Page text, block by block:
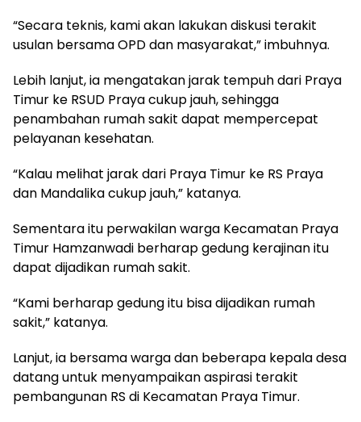
“Secara teknis, kami akan lakukan diskusi terakit
usulan bersama OPD dan masyarakat,” imbuhnya.
Lebih lanjut, ia mengatakan jarak tempuh dari Praya
Timur ke RSUD Praya cukup jauh, sehingga
penambahan rumah sakit dapat mempercepat
pelayanan kesehatan.
“Kalau melihat jarak dari Praya Timur ke RS Praya
dan Mandalika cukup jauh,” katanya.
Sementara itu perwakilan warga Kecamatan Praya
Timur Hamzanwadi berharap gedung kerajinan itu
dapat dijadikan rumah sakit.
“Kami berharap gedung itu bisa dijadikan rumah
sakit,” katanya.
Lanjut, ia bersama warga dan beberapa kepala desa
datang untuk menyampaikan aspirasi terakit
pembangunan RS di Kecamatan Praya Timur.